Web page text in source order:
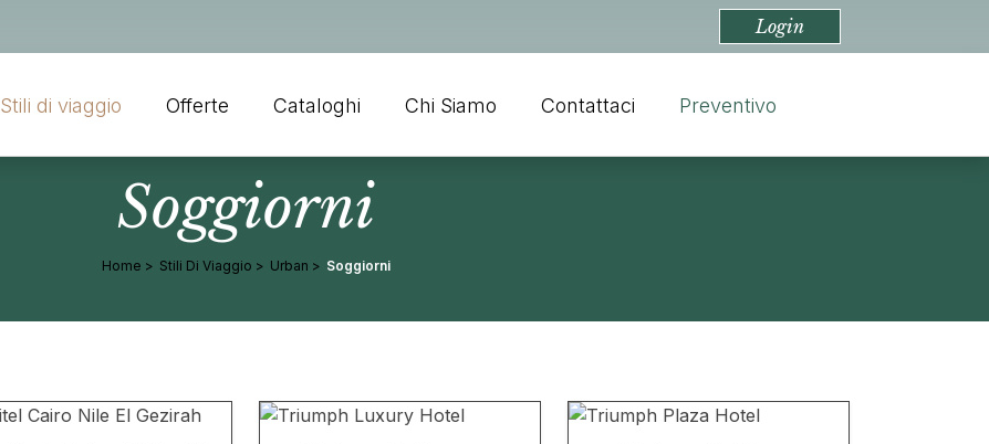
Login
Stili di viaggio Offerte Cataloghi Chi Siamo Contattaci Preventivo
Soggiorni
Home Stili Di Viaggio Urban Soggiorni